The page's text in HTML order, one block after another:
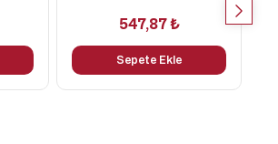
547,87 ₺
Sepete Ekle